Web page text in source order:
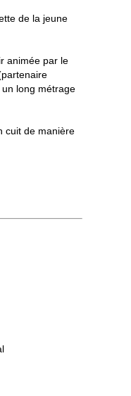
de la jeune
animée par le
un long métrage
cuit de manière